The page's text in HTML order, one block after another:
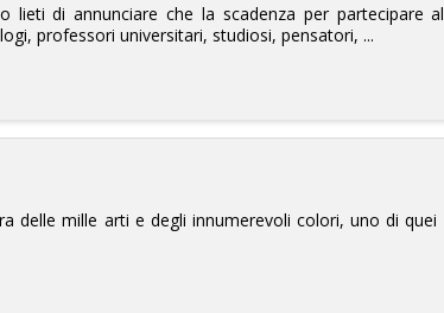
di annunciare che la scadenza per partecipare
professori universitari, studiosi, pensatori, ...
delle mille arti e degli innumerevoli colori, uno di